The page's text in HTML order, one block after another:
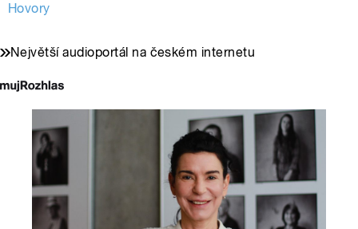
Hovory
Největší audioportál na českém internetu